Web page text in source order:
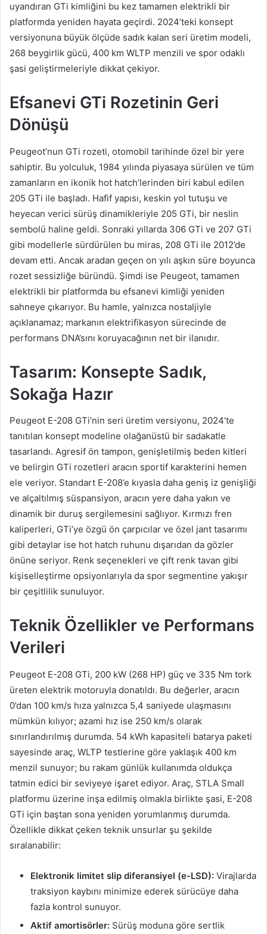
uyandıran GTi kimliğini bu kez tamamen elektrikli bir
platformda yeniden hayata geçirdi. 2024’teki konsept
versiyonuna büyük ölçüde sadık kalan seri üretim modeli,
268 beygirlik gücü, 400 km WLTP menzili ve spor odaklı
şasi geliştirmeleriyle dikkat çekiyor.
Efsanevi GTi Rozetinin Geri
Dönüşü
Peugeot’nun GTi rozeti, otomobil tarihinde özel bir yere
sahiptir. Bu yolculuk, 1984 yılında piyasaya sürülen ve tüm
zamanların en ikonik hot hatch’lerinden biri kabul edilen
205 GTi ile başladı. Hafif yapısı, keskin yol tutuşu ve
heyecan verici sürüş dinamikleriyle 205 GTi, bir neslin
sembolü haline geldi. Sonraki yıllarda 306 GTi ve 207 GTi
gibi modellerle sürdürülen bu miras, 208 GTi ile 2012’de
devam etti. Ancak aradan geçen on yılı aşkın süre boyunca
rozet sessizliğe büründü. Şimdi ise Peugeot, tamamen
elektrikli bir platformda bu efsanevi kimliği yeniden
sahneye çıkarıyor. Bu hamle, yalnızca nostaljiyle
açıklanamaz; markanın elektrifikasyon sürecinde de
performans DNA’sını koruyacağının net bir ilanıdır.
Tasarım: Konsepte Sadık,
Sokağa Hazır
Peugeot E-208 GTi’nin seri üretim versiyonu, 2024’te
tanıtılan konsept modeline olağanüstü bir sadakatle
tasarlandı. Agresif ön tampon, genişletilmiş beden kitleri
ve belirgin GTi rozetleri aracın sportif karakterini hemen
ele veriyor. Standart E-208’e kıyasla daha geniş iz genişliği
ve alçaltılmış süspansiyon, aracın yere daha yakın ve
dinamik bir duruş sergilemesini sağlıyor. Kırmızı fren
kaliperleri, GTi’ye özgü ön çarpıcılar ve özel jant tasarımı
gibi detaylar ise hot hatch ruhunu dışarıdan da gözler
önüne seriyor. Renk seçenekleri ve çift renk tavan gibi
kişiselleştirme opsiyonlarıyla da spor segmentine yakışır
bir çeşitlilik sunuluyor.
Teknik Özellikler ve Performans
Verileri
Peugeot E-208 GTi, 200 kW (268 HP) güç ve 335 Nm tork
üreten elektrik motoruyla donatıldı. Bu değerler, aracın
0’dan 100 km/s hıza yalnızca 5,4 saniyede ulaşmasını
mümkün kılıyor; azami hız ise 250 km/s olarak
sınırlandırılmış durumda. 54 kWh kapasiteli batarya paketi
sayesinde araç, WLTP testlerine göre yaklaşık 400 km
menzil sunuyor; bu rakam günlük kullanımda oldukça
tatmin edici bir seviyeye işaret ediyor. Araç, STLA Small
platformu üzerine inşa edilmiş olmakla birlikte şasi, E-208
GTi için baştan sona yeniden yorumlanmış durumda.
Özellikle dikkat çeken teknik unsurlar şu şekilde
sıralanabilir:
Elektronik limitet slip diferansiyel (e-LSD): Virajlarda
traksiyon kaybını minimize ederek sürücüye daha
fazla kontrol sunuyor.
Aktif amortisörler: Sürüş moduna göre sertlik